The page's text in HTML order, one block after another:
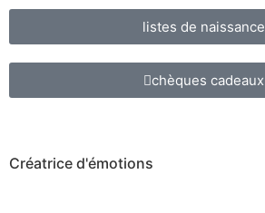
listes de naissance
chèques cadeaux
Créatrice d'émotions